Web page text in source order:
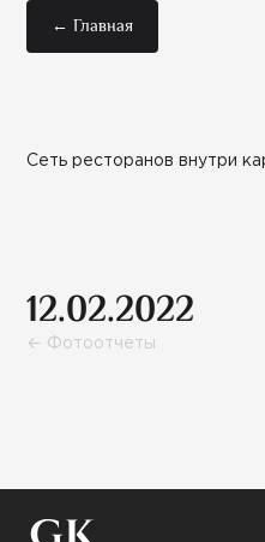
← Главная
Сеть ресторанов внутри
12.02.2022
← Фотоотчеты